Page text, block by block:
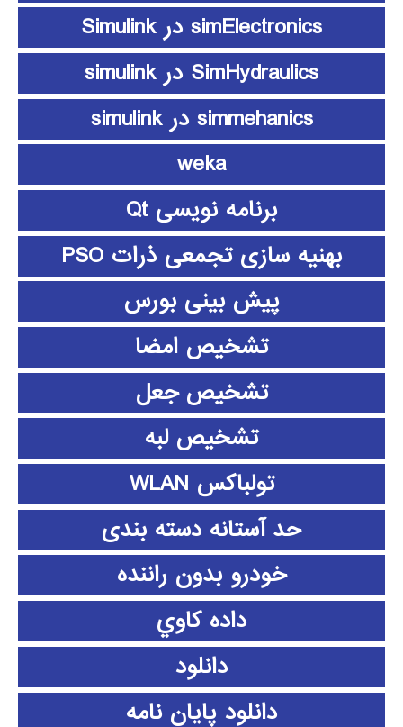
simElectronics در Simulink
SimHydraulics در simulink
simmehanics در simulink
weka
برنامه نویسی Qt
بهنیه سازی تجمعی ذرات PSO
پیش بینی بورس
تشخیص امضا
تشخیص جعل
تشخیص لبه
تولباکس WLAN
حد آستانه دسته بندی
خودرو بدون راننده
داده كاوي
دانلود
دانلود پايان نامه